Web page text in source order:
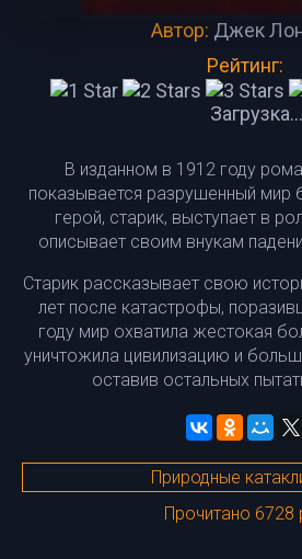
Автор: Джек
Рейтинг:
Загрузка...
В изданном в 1912 году
показывается разрушенный мир
герой, старик, выступает в
описывает своим внукам
Старик рассказывает свою
лет после катастрофы,
году мир охватила жестокая
уничтожила цивилизацию и
оставив остальных
Природные
Прочитано 6728